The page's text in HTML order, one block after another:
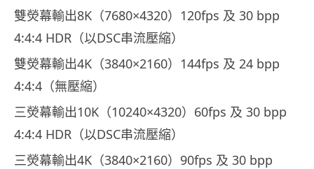
雙熒幕輸出8K（7680×4320）120fps 及 30 bpp
4:4:4 HDR（以DSC串流壓縮）
雙熒幕輸出4K（3840×2160）144fps 及 24 bpp
4:4:4（無壓縮）
三熒幕輸出10K（10240×4320）60fps 及 30 bpp
4:4:4 HDR（以DSC串流壓縮）
三熒幕輸出4K（3840×2160）90fps 及 30 bpp